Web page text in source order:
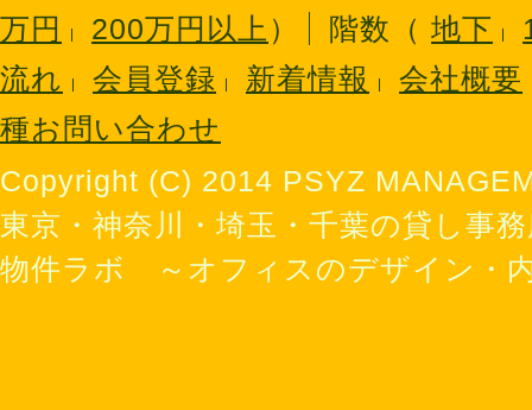
万円
200万円以上 ） 階数（ 地下
流れ
会員登録 新着情報
会社概要
種お問い合わせ
Copyright (C) 2014 PSYZ
東京・神奈川・埼玉・千葉の貸し事
物件ラボ ～オフィスのデザイン・